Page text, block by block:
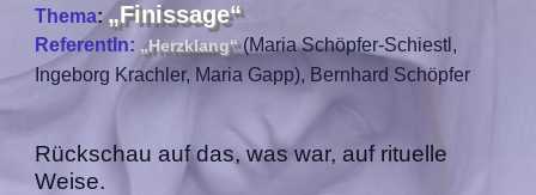
Thema:„Finissage“
ReferentIn: „Herzklang“(Maria Schöpfer-Schiestl,
Ingeborg Krachler, Maria Gapp), Bernhard Schöpfer
Rückschau auf das, was war, auf rituelle
Weise.